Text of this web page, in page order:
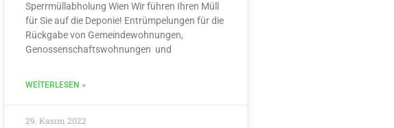
Sperrmüllabholung Wien Wir führen Ihren Müll
für Sie auf die Deponie! Entrümpelungen für die
Rückgabe von Gemeindewohnungen,
Genossenschaftswohnungen und
WEITERLESEN »
29. Kasım 2022